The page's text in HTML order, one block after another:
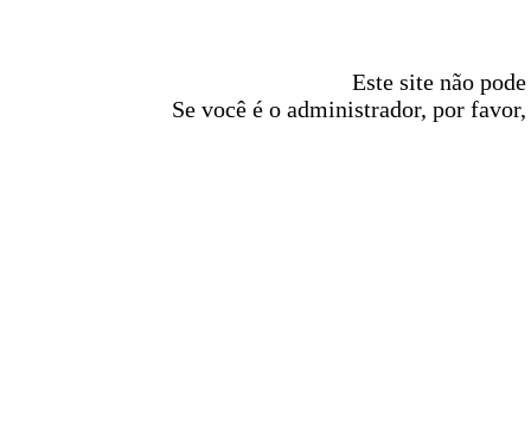
Este site não
Se você é o administrador, por